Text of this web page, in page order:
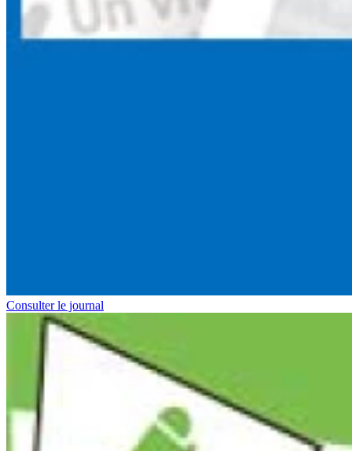
Consulter le journal